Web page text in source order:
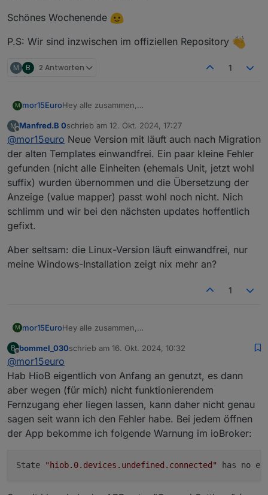
Schönes Wochenende
P.S: Wir sind inzwischen im offiziellen Repository
M B 2 Antworten 1
M mor15EuroHey alle zusammen,
mein GitHub und vorallem diese Diskussion
https://github.com/moba15/hiob_app/discussions/8
2aufmerksam zu machen. Hier könnt hier
nachverfolgen was so aktuell alles passiert und
woran ich gerade arbeite. Lasst auch gerne euer
FeedBack da. Falls ihr kein GitHub Account habt,
dann könnt ihr natürlich auch weiterhin hier im
Forum posten.
Schönes Wochenende
P.S: Wir sind inzwischen im offiziellen Repository
M
Offline
Manfred.B 0schrieb am 12. Okt. 2024, 17:27
zuletzt editiert von
@mor15euro Neue Version mit läuft auch nach Migration
der alten Templates einwandfrei. Ein paar kleine Fehler
gefunden (nicht alle Einheiten (ehemals Unit, jetzt wohl
suffix) wurden übernommen und die Übersetzung der
Anzeige (value mapper) passt wohl noch nicht. Nich
schlimm und wir bei den nächsten updates hoffentlich
gefixt.
Aber seltsam: die Linux-Version läuft einwandfrei, nur
meine Windows-Installation zeigt nix mehr an?
1
M mor15EuroHey alle zusammen,
mein GitHub und vorallem diese Diskussion
https://github.com/moba15/hiob_app/discussions/8
2aufmerksam zu machen. Hier könnt hier
nachverfolgen was so aktuell alles passiert und
woran ich gerade arbeite. Lasst auch gerne euer
FeedBack da. Falls ihr kein GitHub Account habt,
dann könnt ihr natürlich auch weiterhin hier im
Forum posten.
Schönes Wochenende
P.S: Wir sind inzwischen im offiziellen Repository
B
Offline
bommel_030schrieb am 16. Okt. 2024, 10:32
zuletzt editiert von
@mor15euro
Hab HioB eigentlich von Anfang an genutzt, es dann
aber wegen (für mich) nicht funktionierendem
Fernzugang eher liegen lassen, kann daher nicht genau
sagen seit wann ich den Fehler habe. Bei jedem öffnen
der App bekomme ich folgende Warnung im ioBroker:
State "hiob.0.devices.undefined.connected" has no